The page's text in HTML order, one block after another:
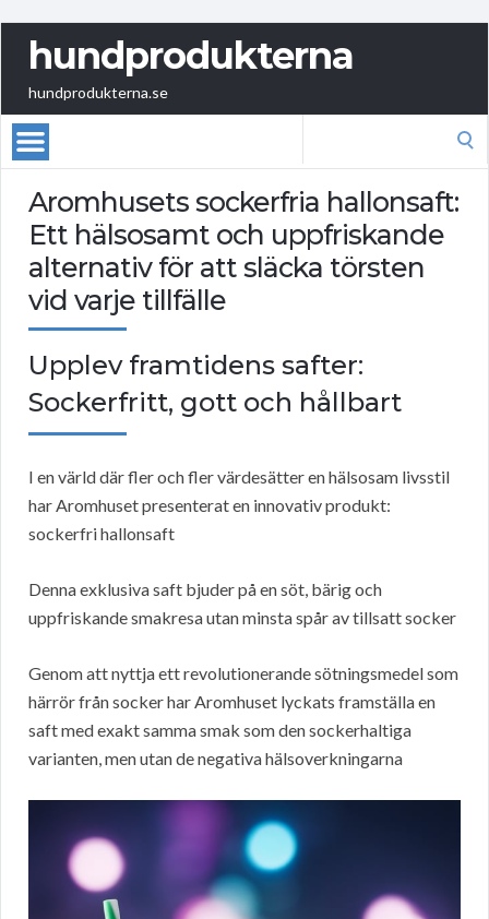
hundprodukterna
hundprodukterna.se
Aromhusets sockerfria hallonsaft:
Ett hälsosamt och uppfriskande
alternativ för att släcka törsten
vid varje tillfälle
Upplev framtidens safter:
Sockerfritt, gott och hållbart
I en värld där fler och fler värdesätter en hälsosam livsstil
har Aromhuset presenterat en innovativ produkt:
sockerfri hallonsaft
Denna exklusiva saft bjuder på en söt, bärig och
uppfriskande smakresa utan minsta spår av tillsatt socker
Genom att nyttja ett revolutionerande sötningsmedel som
härrör från socker har Aromhuset lyckats framställa en
saft med exakt samma smak som den sockerhaltiga
varianten, men utan de negativa hälsoverkningarna